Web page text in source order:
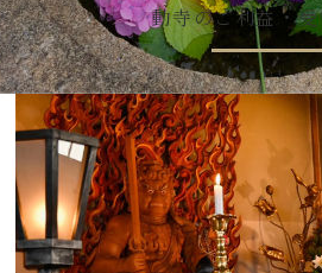
動寺のご利益・